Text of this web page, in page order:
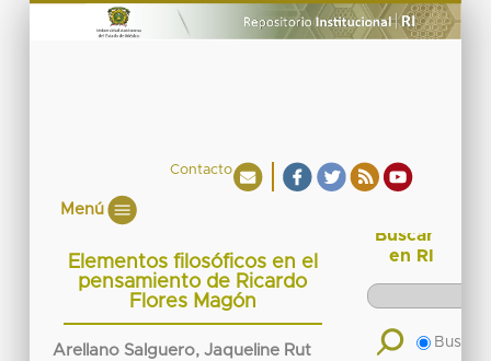
Contacto
Menú
Elementos filosóficos en el
pensamiento de Ricardo
Flores Magón
Arellano Salguero, Jaqueline Rut
Buscar
en RI
Buscar